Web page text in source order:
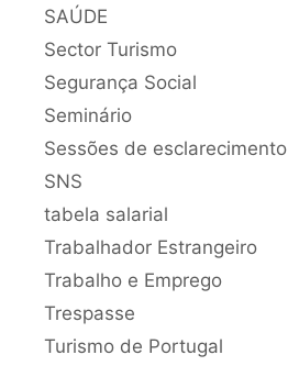
SAÚDE
Sector Turismo
Segurança Social
Seminário
Sessões de esclarecimento
SNS
tabela salarial
Trabalhador Estrangeiro
Trabalho e Emprego
Trespasse
Turismo de Portugal